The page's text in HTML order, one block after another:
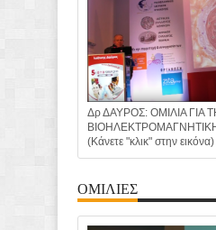
Δρ ΔΑΥΡΟΣ: ΟΜΙΛΙΑ ΓΙΑ
(Κάνετε "κλικ" στην εικόνα)
ΟΜΙΛΙΕΣ